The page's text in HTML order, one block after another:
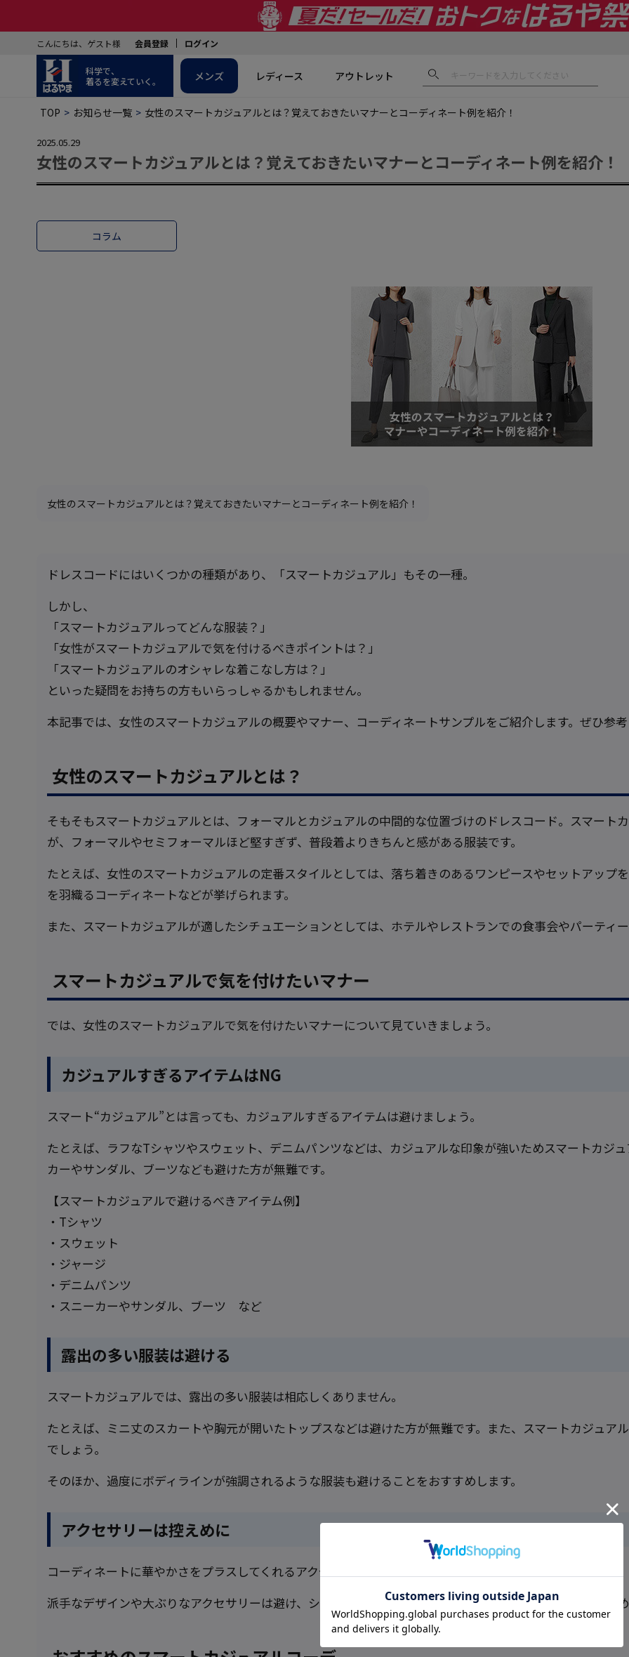
こんにちは、ゲスト様 会員登録 ログイン
科学で、
着るを変えていく。
メンズ レディース アウトレット
TOP お知らせ一覧 女性のスマートカジュアルとは？覚えておきたいマナーとコーディネート例を紹介！
2025.05.29
女性のスマートカジュアルとは？覚えておきたいマナーとコーディネート例を紹介！
コラム
女性のスマートカジュアルとは？覚えておきたいマナーとコーディネート例を紹介！
ドレスコードにはいくつかの種類があり、「スマートカジュアル」もその一種。
しかし、
「スマートカジュアルってどんな服装？」
「女性がスマートカジュアルで気を付けるべきポイントは？」
「スマートカジュアルのオシャレな着こなし方は？」
といった疑問をお持ちの方もいらっしゃるかもしれません。
本記事では、女性のスマートカジュアルの概要やマナー、コーディネートサンプルをご紹介します。ぜひ参
女性のスマートカジュアルとは？
そもそもスマートカジュアルとは、フォーマルとカジュアルの中間的な位置づけのドレスコード。スマート
が、フォーマルやセミフォーマルほど堅すぎず、普段着よりきちんと感がある服装です。
たとえば、女性のスマートカジュアルの定番スタイルとしては、落ち着きのあるワンピースやセットアップ
を羽織るコーディネートなどが挙げられます。
また、スマートカジュアルが適したシチュエーションとしては、ホテルやレストランでの食事会やパーティ
スマートカジュアルで気を付けたいマナー
では、女性のスマートカジュアルで気を付けたいマナーについて見ていきましょう。
カジュアルすぎるアイテムはNG
スマート“カジュアル”とは言っても、カジュアルすぎるアイテムは避けましょう。
たとえば、ラフなTシャツやスウェット、デニムパンツなどは、カジュアルな印象が強いためスマートカジ
カーやサンダル、ブーツなども避けた方が無難です。
【スマートカジュアルで避けるべきアイテム例】
・Tシャツ
・スウェット
・ジャージ
・デニムパンツ
・スニーカーやサンダル、ブーツ など
露出の多い服装は避ける
スマートカジュアルでは、露出の多い服装は相応しくありません。
たとえば、ミニ丈のスカートや胸元が開いたトップスなどは避けた方が無難です。また、スマートカジュア
でしょう。
そのほか、過度にボディラインが強調されるような服装も避けることをおすすめします。
アクセサリーは控えめに
コーディネートに華やかさをプラスしてくれるアクセサリーも、付けすぎはNG。
派手なデザインや大ぶりなアクセサリーは避け、シンプルで小ぶりなアクセサリーを取り入れるのがおすす